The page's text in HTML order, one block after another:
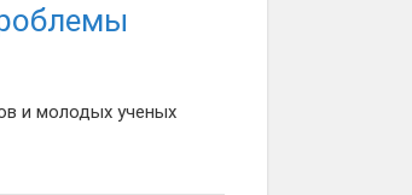
и молодых ученых